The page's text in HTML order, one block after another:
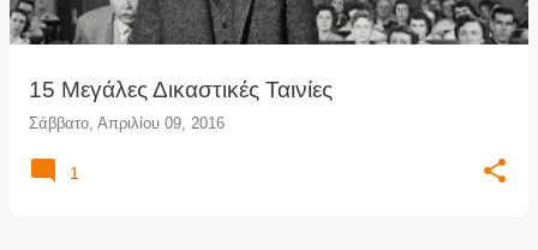
15 Μεγάλες Δικαστικές Ταινίες
Σάββατο, Απριλίου 09, 2016
1